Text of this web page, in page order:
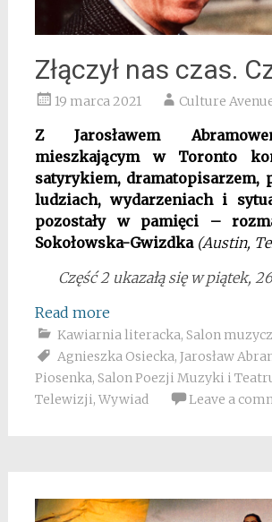
Złączył nas czas.
19 marca 2021 Culture
Z Jarosławem
mieszkającym w Toronto
satyrykiem, dramatopisarzem,
ludziach, wydarzeniach i
pozostały w pamięci –
Sokołowska-Gwizdka (Austin,
Część 2 ukazałą się w piątek,
Read more
Kawiarnia literacka, Salon
Agnieszka Osiecka, Jarosław
Piosenka, Salon Poezji Muzyki i
Telewizji, Wywiad Leave a